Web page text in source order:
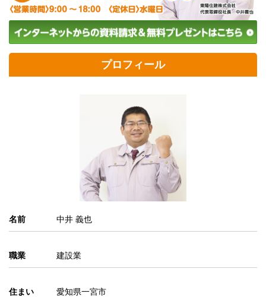
プロフィール
名前 中井 義也
職業 建設業
住まい 愛知県一宮市